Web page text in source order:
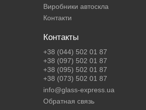
Виробники автоскла
Контакти
Контакты
+38 (044) 502 01 87
+38 (097) 502 01 87
+38 (095) 502 01 87
+38 (073) 502 01 87
info@glass-express.ua
Обратная связь